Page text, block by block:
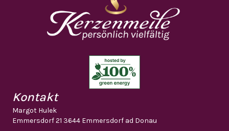
Kontakt
Margot Hulek
Emmersdorf 21 3644 Emmersdorf ad Donau